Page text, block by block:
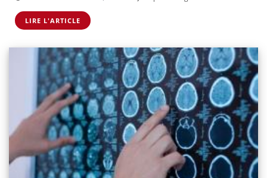
LIRE L'ARTICLE